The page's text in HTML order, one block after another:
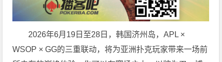
2026年6月19日至28日，韩国济州岛，APL ×
WSOP × GG的三重联动，将为亚洲扑克玩家带来一场前